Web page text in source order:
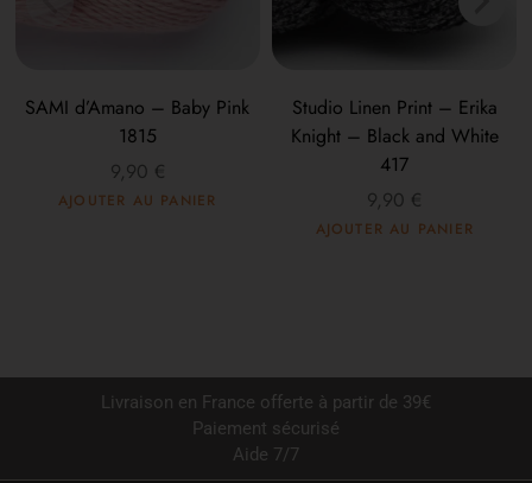
SAMI d’Amano – Baby Pink
1815
9,90 €
AJOUTER AU PANIER
Studio Linen Print – Erika
Knight – Black and White
417
9,90 €
AJOUTER AU PANIER
Livraison en France offerte à partir de 39€
Paiement sécurisé
Aide 7/7